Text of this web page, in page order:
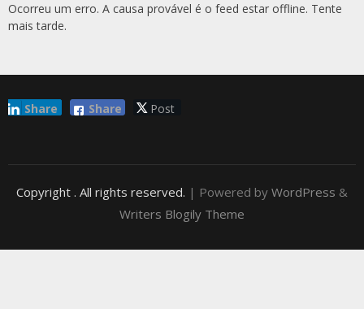
Ocorreu um erro. A causa provável é o feed estar offline. Tente
mais tarde.
Share Post
Share
Copyright . All rights reserved. | Powered by WordPress &
Writers Blogily Theme